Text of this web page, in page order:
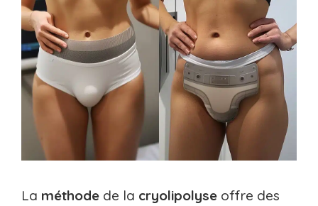
La méthode de la cryolipolyse offre des